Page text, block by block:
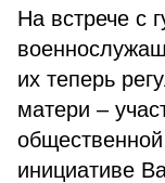
На встрече с
их теперь
матери –
инициативе